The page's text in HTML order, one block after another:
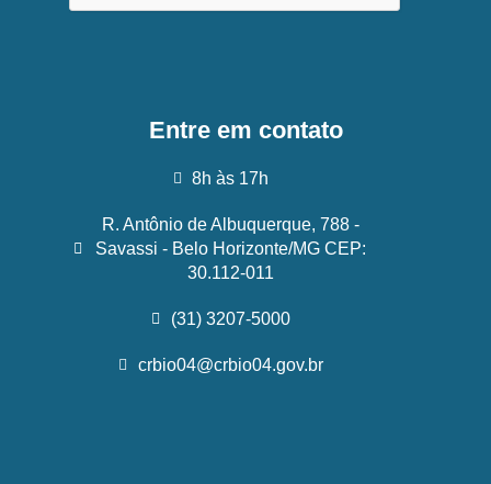
Entre em contato
8h às 17h
R. Antônio de Albuquerque, 788 -
Savassi - Belo Horizonte/MG CEP:
30.112-011
(31) 3207-5000
crbio04@crbio04.gov.br